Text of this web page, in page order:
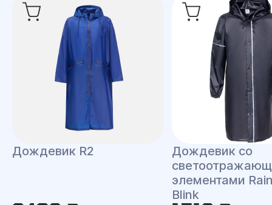
Дождевик R2
Дождевик со
элементами
Blink